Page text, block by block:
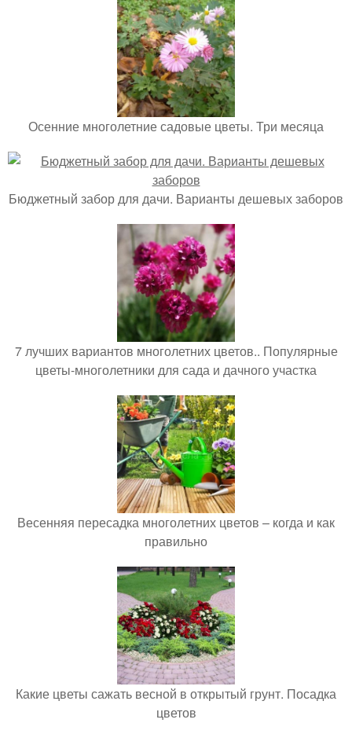
Осенние многолетние садовые цветы. Три месяца
Бюджетный забор для дачи. Варианты дешевых заборов
7 лучших вариантов многолетних цветов.. Популярные
цветы-многолетники для сада и дачного участка
Весенняя пересадка многолетних цветов – когда и как
правильно
Какие цветы сажать весной в открытый грунт. Посадка
цветов